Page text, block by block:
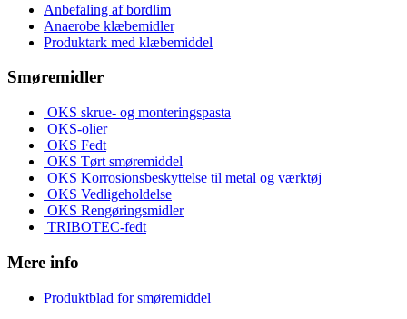
Anbefaling af bordlim
Anaerobe klæbemidler
Produktark med klæbemiddel
Smøremidler
OKS skrue- og monteringspasta
OKS-olier
OKS Fedt
OKS Tørt smøremiddel
OKS Korrosionsbeskyttelse til metal og værktøj
OKS Vedligeholdelse
OKS Rengøringsmidler
TRIBOTEC-fedt
Mere info
Produktblad for smøremiddel